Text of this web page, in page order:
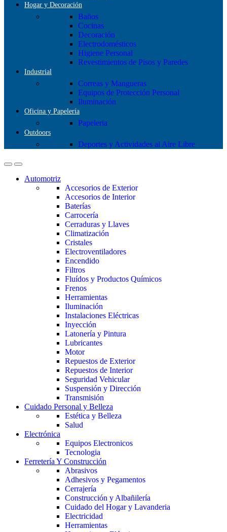
Hogar y Decoración
Baños
Cocinas
Decoración
Electrodomésticos
Higiene Personal
Revestimientos de Pisos y Paredes
Industrial
Correas y Mangueras
Equipos de Protección Personal
Iluminación
Oficina y Papelería
Papeleria
Outdoors
Deportes y Actividades al Aire Libre
Automotriz
Accesorios de Exterior
Accesorios de Interior
Baterías
Carrocería
Cerraduras y Llaves
Climatización
Cristales
Electroventiladores
Encendido
Filtros
Fluídos y Productos Químicos
Frenos
Herramientas
Iluminación
Instalaciones Eléctricas
Inyección
Latonería y Pintura
Lubricantes
Motor
Repuestos de Exterior
Repuestos de Interior
Seguridad Vehicular
Suspensión y Dirección
Transmisión
Cuidado Personal y Belleza
Estética y Belleza
Salud
Electrónica
Equipos Electronicos
Tecnologia
Ferretería Y Construcción
Abrasivos
Adhesivos y Pegamentos
Cerrajería
Construcción y Albañilería
Cuidado del Hogar y Lavanderia
Electricidad
Herramientas